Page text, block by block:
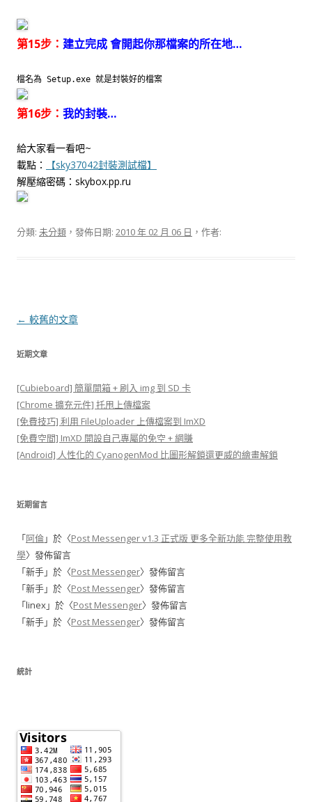
第15步： 建立完成 會開起你那檔案的所在地…
檔名為 Setup.exe 就是封裝好的檔案
第16步： 我的封裝…
給大家看一看吧~
載點：
【sky37042封裝測試檔】
解壓縮密碼：skybox.pp.ru
分類: 未分類 ，發佈日期: 2010 年 02 月 06 日 ，作者:
文
導
← 較舊的文章
近期文章
[Cubieboard] 簡單開箱 + 刷入 img 到 SD 卡
[Chrome 擴充元件] 托甩上傳檔案
[免費技巧] 利用 FileUploader 上傳檔案到 ImXD
[免費空間] ImXD 開設自己專屬的免空 + 網賺
[Android] 人性化的 CyanogenMod 比圖形解鎖還更威的繪畫解鎖
近期留言
「阿倫」於〈Post Messenger v1.3 正式版 更多全新功能 完整使用教
學〉發佈留言
「新手」於〈Post Messenger〉發佈留言
「新手」於〈Post Messenger〉發佈留言
「linex」於〈Post Messenger〉發佈留言
「新手」於〈Post Messenger〉發佈留言
統計